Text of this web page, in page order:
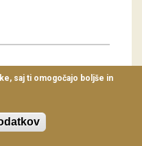
saj ti omogočajo boljše in